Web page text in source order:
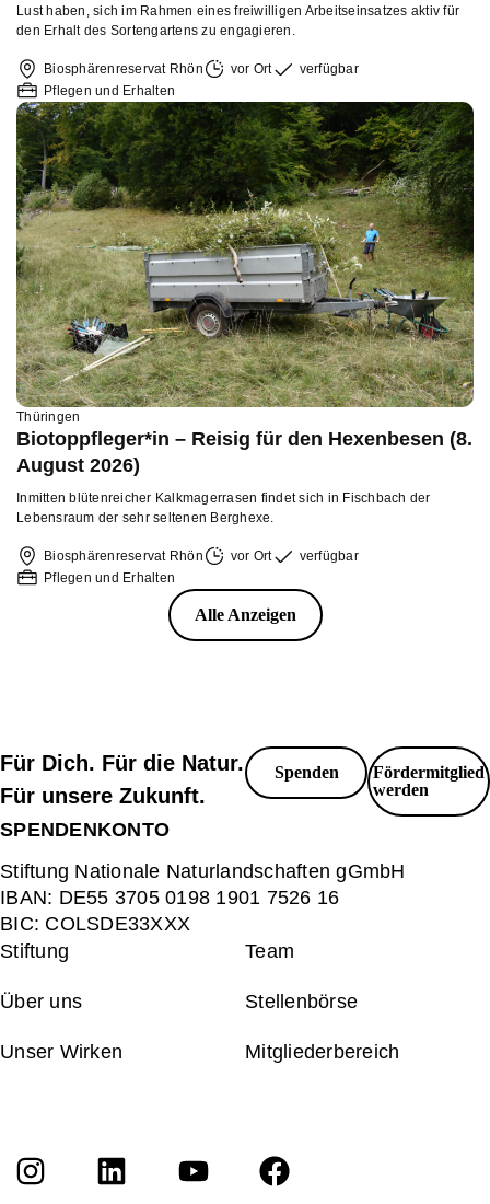
Lust haben, sich im Rahmen eines freiwilligen Arbeitseinsatzes aktiv für
den Erhalt des Sortengartens zu engagieren.
Biosphärenreservat Rhön vor Ort
verfügbar
Pflegen und Erhalten
Thüringen
Biotoppfleger*in – Reisig für den Hexenbesen (8.
August 2026)
Inmitten blütenreicher Kalkmagerrasen findet sich in Fischbach der
Lebensraum der sehr seltenen Berghexe.
Biosphärenreservat Rhön vor Ort
verfügbar
Pflegen und Erhalten
Alle Anzeigen
Für Dich. Für die Natur.
Für unsere Zukunft.
Spenden
Fördermitglied
werden
SPENDENKONTO
Stiftung Nationale Naturlandschaften gGmbH
IBAN: DE55 3705 0198 1901 7526 16
BIC: COLSDE33XXX
Stiftung
Team
Über uns Stellenbörse
Unser Wirken Mitgliederbereich